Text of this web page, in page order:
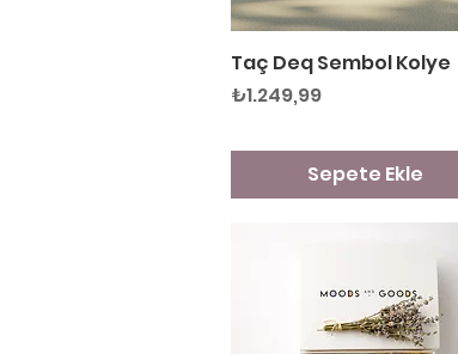
Hızlı Bakış
Taç Deq Sembol Kolye
Fiyat
₺1.249,99
Sepete Ekle